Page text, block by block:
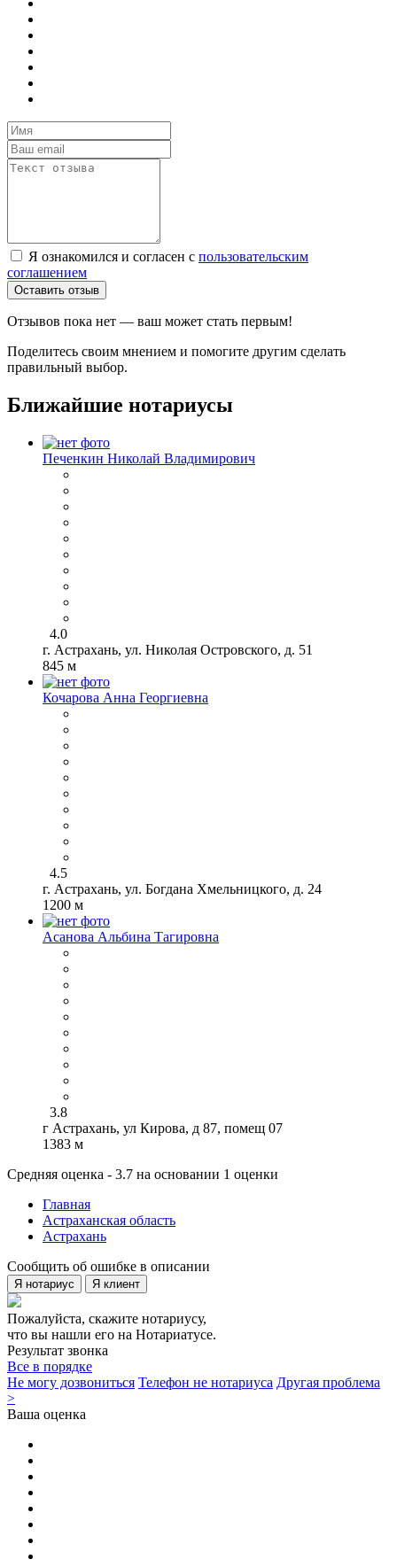
Я ознакомился и согласен с пользовательским
соглашением
Оставить отзыв
Отзывов пока нет — ваш может стать первым!
Поделитесь своим мнением и помогите другим сделать
правильный выбор.
Ближайшие нотариусы
Печенкин Николай Владимирович
4.0
г. Астрахань, ул. Николая Островского, д. 51
845 м
Кочарова Анна Георгиевна
4.5
г. Астрахань, ул. Богдана Хмельницкого, д. 24
1200 м
Асанова Альбина Тагировна
3.8
г Астрахань, ул Кирова, д 87, помещ 07
1383 м
Средняя оценка - 3.7 на основании 1 оценки
Главная
Астраханская область
Астрахань
Сообщить об ошибке в описании
Я нотариус Я клиент
Пожалуйста, скажите нотариусу,
что вы нашли его на Нотариатусе.
Результат звонка
Все в порядке
Не могу дозвониться Телефон не нотариуса Другая проблема
>
Ваша оценка